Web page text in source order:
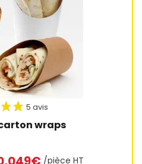
wraps
/pièce HT